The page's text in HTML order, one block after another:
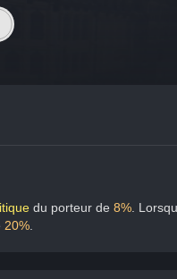
du porteur de 8% .
20%